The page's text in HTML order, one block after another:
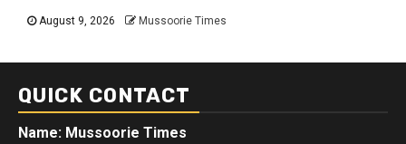
August 9, 2026 Mussoorie Times
QUICK CONTACT
Name: Mussoorie Times